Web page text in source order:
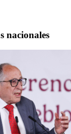
nacionales